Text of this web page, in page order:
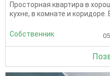
Просторная квартира в
кухне, в комнате и коридоре.
Собственник